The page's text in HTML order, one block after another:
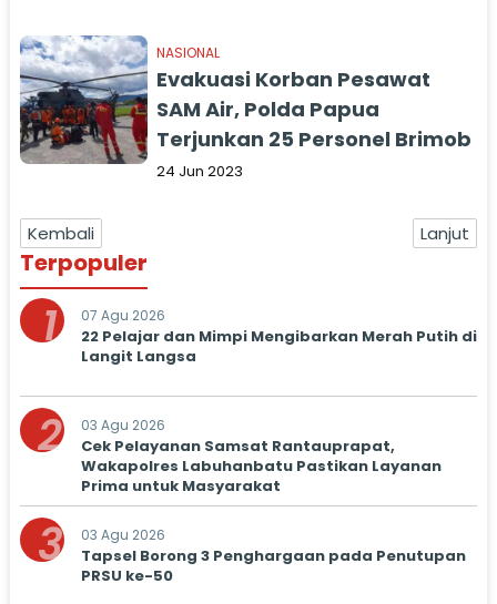
NASIONAL
Evakuasi Korban Pesawat
SAM Air, Polda Papua
Terjunkan 25 Personel Brimob
24 Jun 2023
Kembali Lanjut
Terpopuler
1 07 Agu 2026
22 Pelajar dan Mimpi Mengibarkan Merah Putih di
Langit Langsa
2 03 Agu 2026
Cek Pelayanan Samsat Rantauprapat,
Wakapolres Labuhanbatu Pastikan Layanan
Prima untuk Masyarakat
3 03 Agu 2026
Tapsel Borong 3 Penghargaan pada Penutupan
PRSU ke-50